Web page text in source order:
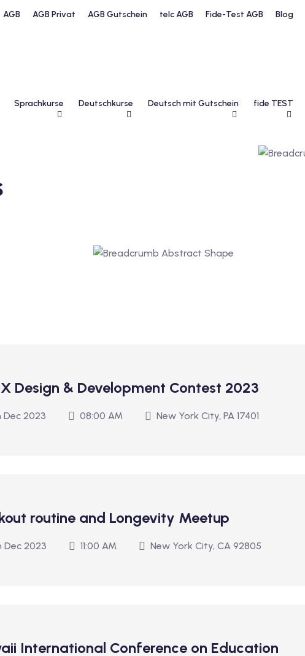
AGB AGB Privat AGB Gutschein telc AGB Fide-Test AGB Blog
Sprachkurse Deutschkurse Deutsch mit Gutschein fide TEST
Design & Development Contest 2023
Dec 2023 08:00 AM New York City, PA 17401
routine and Longevity Meetup
Dec 2023 11:00 AM New York City, CA 92805
International Conference on Education